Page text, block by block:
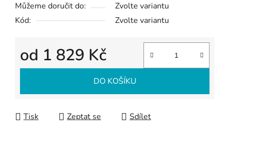
Můžeme doručit do:
Zvolte variantu
Kód:
Zvolte variantu
od 1 829 Kč
Měrná cena:
DO KOŠÍKU
Tisk Zeptat se Sdílet